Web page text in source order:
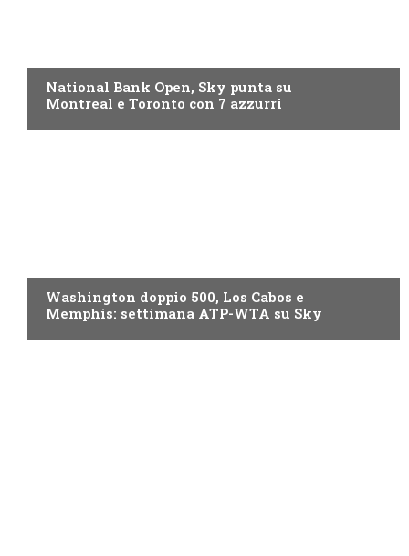
National Bank Open, Sky punta su
Montreal e Toronto con 7 azzurri
Washington doppio 500, Los Cabos e
Memphis: settimana ATP-WTA su Sky